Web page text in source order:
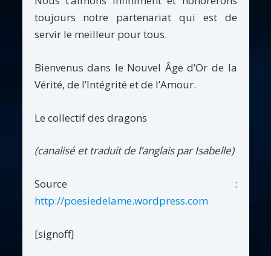
toujours notre partenariat qui est de
servir le meilleur pour tous.
Bienvenus dans le Nouvel Âge d’Or de la
Vérité, de l’Intégrité et de l’Amour.
Le collectif des dragons
(canalisé et traduit de l’anglais par Isabelle)
Source :
http://poesiedelame.wordpress.com
[signoff]